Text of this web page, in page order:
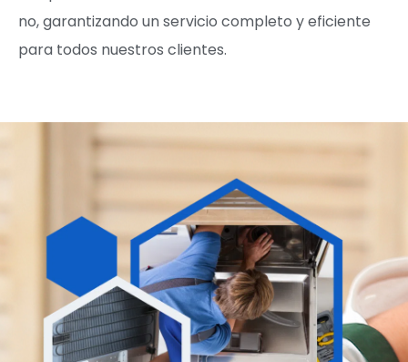
no, garantizando un servicio completo y eficiente
para todos nuestros clientes.